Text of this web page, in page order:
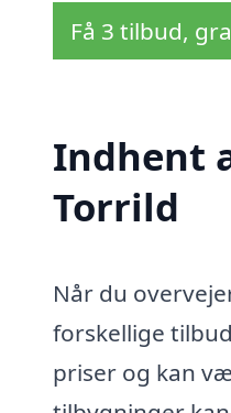
Få 3 tilbud,
Indhent
Torrild
Når du
forskellige
priser og kan